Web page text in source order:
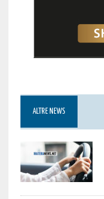
ALTRE NEWS